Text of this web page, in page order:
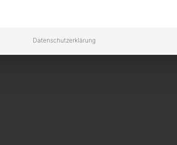
kann. Die erste Service-Gruppe ist
Datenschutzerklärung